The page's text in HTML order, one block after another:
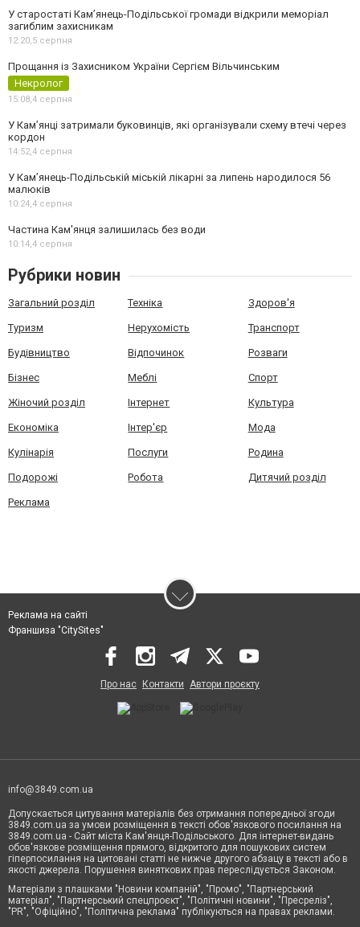
У старостаті Кам’янець-Подільської громади відкрили меморіал
загиблим захисникам
12:20,5 серпня
Прощання із Захисником України Сергієм Вільчинським
Некролог
15:08,4 серпня
У Кам’янці затримали буковинців, які організували схему втечі через
кордон
14:52,4 серпня
У Кам’янець-Подільській міській лікарні за липень народилося 56
малюків
10:24,4 серпня
Частина Кам'янця залишилась без води
10:14,4 серпня
Рубрики новин
Загальний розділ Техніка Здоров'я
Туризм Нерухомість Транспорт
Будівництво Відпочинок Розваги
Бізнес Меблі Спорт
Жіночий розділ Інтернет Культура
Економіка Інтер'єр Мода
Кулінарія Послуги Родина
Подорожі Робота Дитячий розділ
Реклама
Реклама на сайті
Франшиза "CitySites"
Про нас Контакти Автори проєкту
info@3849.com.ua
Допускається цитування матеріалів без отримання попередньої згоди
3849.com.ua за умови розміщення в тексті обов'язкового посилання на
3849.com.ua - Сайт міста Кам'янця-Подільського. Для інтернет-видань
обов'язкове розміщення прямого, відкритого для пошукових систем
гіперпосилання на цитовані статті не нижче другого абзацу в тексті або в
якості джерела. Порушення виняткових прав переслідується Законом.
Матеріали з плашками "Новини компаній", "Промо", "Партнерський
матеріал", "Партнерський спецпроєкт", "Політичні новини", "Пресреліз",
"PR", "Офіційно", "Політична реклама" публікуються на правах реклами.